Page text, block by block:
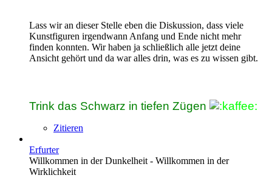
Lass wir an dieser Stelle eben die Diskussion, dass viele
Kunstfiguren irgendwann Anfang und Ende nicht mehr
finden konnten. Wir haben ja schließlich alle jetzt deine
Ansicht gehört und da war alles drin, was es zu wissen gibt.
Trink das Schwarz in tiefen Zügen
Zitieren
Erfurter
Willkommen in der Dunkelheit - Willkommen in der
Wirklichkeit